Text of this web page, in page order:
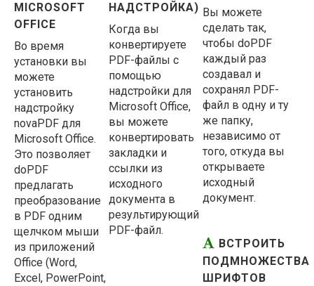
MICROSOFT
OFFICE
Во время
установки вы
можете
установить
надстройку
novaPDF для
Microsoft Office.
Это позволяет
doPDF
предлагать
преобразование
в PDF одним
щелчком мыши
из приложений
Office (Word,
Excel, PowerPoint,
НАДСТРОЙКА)
Когда вы
конвертируете
PDF-файлы с
помощью
надстройки для
Microsoft Office,
вы можете
конвертировать
закладки и
ссылки из
исходного
документа в
результирующий
PDF-файл.
Вы можете
сделать так,
чтобы doPDF
каждый раз
создавал и
сохранял PDF-
файл в одну и ту
же папку,
независимо от
того, откуда вы
открываете
исходный
документ.
ВСТРОИТЬ
ПОДМНОЖЕСТВА
ШРИФТОВ